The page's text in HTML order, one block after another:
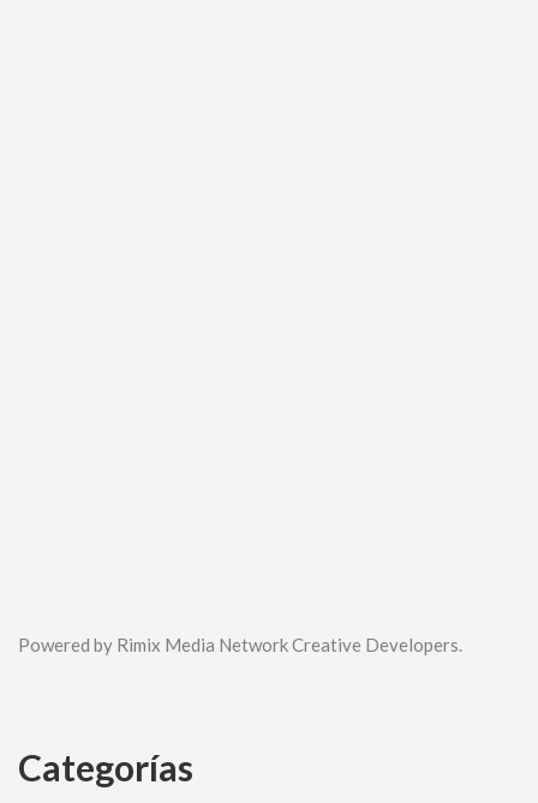
Powered by Rimix Media Network Creative Developers.
Categorías